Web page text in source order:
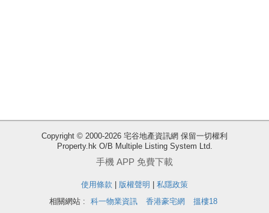
Copyright © 2000-2026 宅谷地產資訊網 保留一切權利
Property.hk O/B Multiple Listing System Ltd.
手機 APP 免費下載
使用條款 版權聲明
私隱政策
相關網站 :
科一物業資訊 香港豪宅網 搵樓18